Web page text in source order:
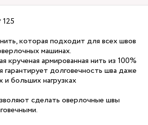
которая подходит для всех швов
машинах.
крученая армированная нить из 100%
гарантирует долговечность шва даже
и больших нагрузках
сделать оверлочные швы